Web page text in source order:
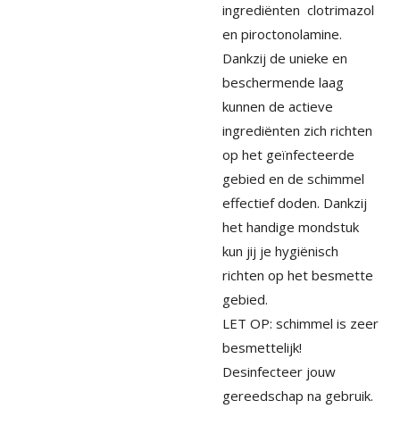
ingrediënten clotrimazol
en piroctonolamine.
Dankzij de unieke en
beschermende laag
kunnen de actieve
ingrediënten zich richten
op het geïnfecteerde
gebied en de schimmel
effectief doden. Dankzij
het handige mondstuk
kun jij je hygiënisch
richten op het besmette
gebied.
LET OP: schimmel is zeer
besmettelijk!
Desinfecteer jouw
gereedschap na gebruik.